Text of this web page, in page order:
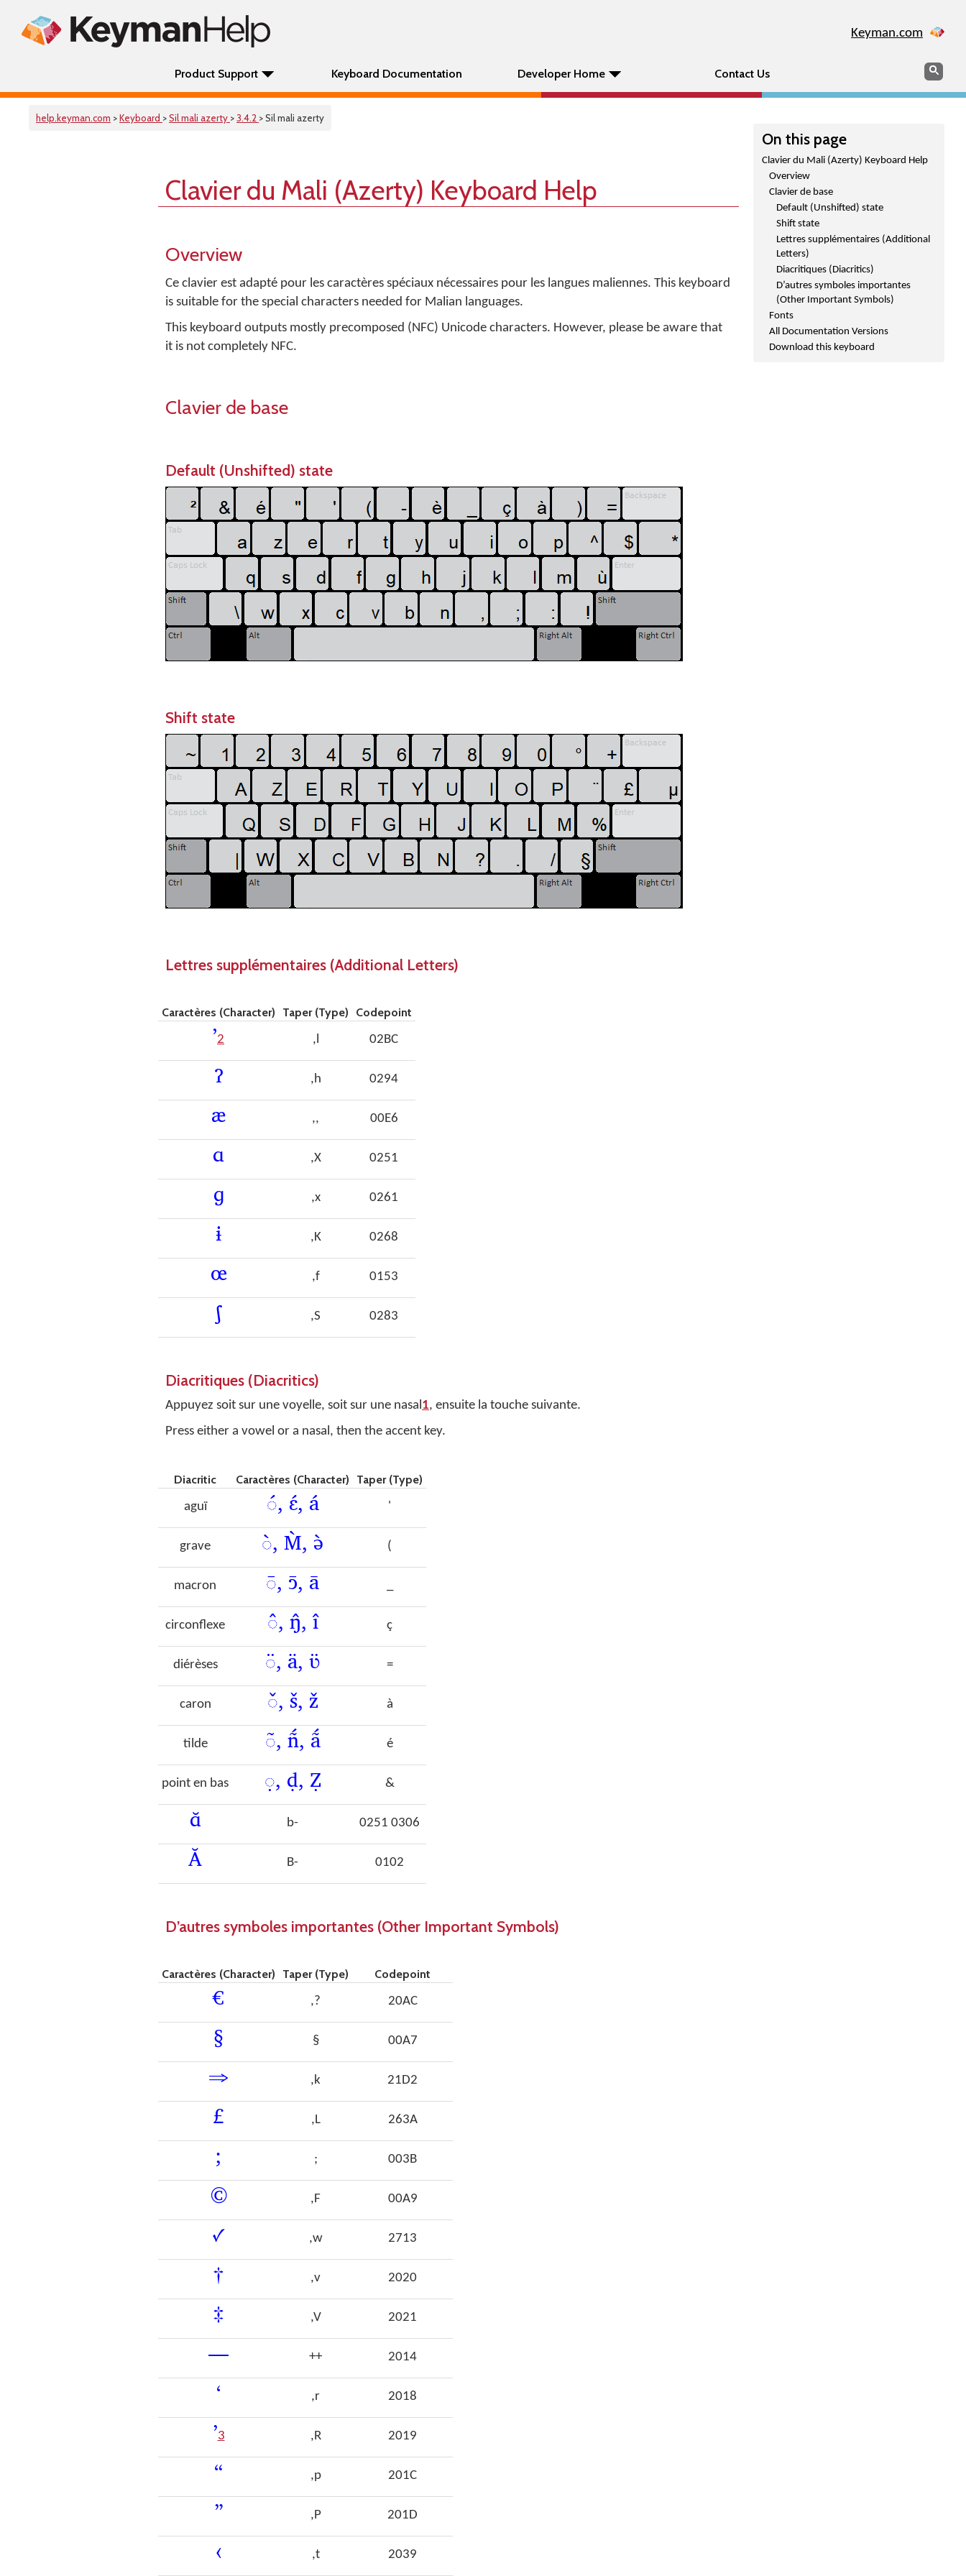
Keyman.com
Product Support Keyboard Documentation Developer Home Contact Us Search
help.keyman.com >Keyboard >Sil mali azerty >3.4.2 > Sil mali azerty
On this page
Clavier du Mali (Azerty) Keyboard Help
Overview
Clavier de base
Default (Unshifted) state
Shift state
Lettres supplémentaires (Additional
Letters)
Diacritiques (Diacritics)
D’autres symboles importantes
(Other Important Symbols)
Fonts
All Documentation Versions
Download this keyboard
Clavier du Mali (Azerty) Keyboard Help
Overview
Ce clavier est adapté pour les caractères spéciaux nécessaires pour les langues maliennes. This keyboard
is suitable for the special characters needed for Malian languages.
This keyboard outputs mostly precomposed (NFC) Unicode characters. However, please be aware that
it is not completely NFC.
Clavier de base
Default (Unshifted) state
Shift state
Lettres supplémentaires (Additional Letters)
Caractères (Character) Taper (Type) Codepoint
ʼ2 ,l 02BC
ʔ ,h 0294
æ ,, 00E6
ɑ ,X 0251
ɡ ,x 0261
ɨ ,K 0268
œ ,f 0153
ʃ ,S 0283
Diacritiques (Diacritics)
Appuyez soit sur une voyelle, soit sur une nasal1, ensuite la touche suivante.
Press either a vowel or a nasal, then the accent key.
Diacritic Caractères (Character)
Taper (Type)
aguï
◌́, ɛ́, á '
grave ◌̀, M̀, ǝ̀ (
macron ◌̄, ɔ̄, ā
circonflexe ◌̂, ŋ̂, î ç
diérèses ◌̈, ä, ʋ̈ =
caron ◌̌, š, ž à
tilde ◌̃, ñ́, ã́ é
point en bas ◌̣, ḍ, Ẓ &
ɑ̆ b- 0251 0306
Ă B- 0102
D’autres symboles importantes (Other Important Symbols)
Caractères (Character) Taper (Type) Codepoint
€ ,? 20AC
§ § 00A7
⇒ ,k 21D2
£ ,L 263A
; ; 003B
© ,F 00A9
✓ ,w 2713
† ,v 2020
‡ ,V 2021
— ++ 2014
‘ ,r 2018
’3 ,R 2019
“ ,p 201C
” ,P 201D
‹ ,t 2039